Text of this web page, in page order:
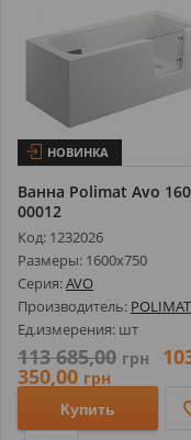
НОВИНКА
Ванна Polimat Avo
00012
Код: 1232026
Размеры: 1600х750
Серия:AVO
Производитель: POLIMAT
Ед.измерения: шт
113 685,00 грн
350,00 грн
Купить